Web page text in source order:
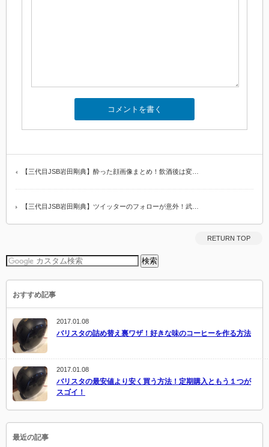
【三代目JSB岩田剛典】酔った顔画像まとめ！飲酒後は変…
【三代目JSB岩田剛典】ツイッターのフォローが意外！武…
RETURN TOP
おすすめ記事
2017.01.08
バリスタの詰め替え裏ワザ！好きな味のコーヒーを作る方法
2017.01.08
バリスタの最安値より安く買う方法！定期購入ともう１つが
スゴイ！
最近の記事